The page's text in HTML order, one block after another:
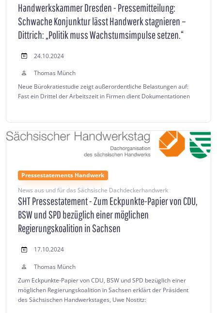
Handwerkskammer Dresden - Pressemitteilung:
Schwache Konjunktur lässt Handwerk stagnieren –
Dittrich: „Politik muss Wachstumsimpulse setzen.“
24.10.2024
Thomas Münch
Neue Bürokratiestudie zeigt außerordentliche Belastungen auf:
Fast ein Drittel der Arbeitszeit in Firmen dient Dokumentationen
Pressestatements Handwerk
News aus und für das Sächsische Dachdeckerhandwerk
SHT Pressestatement - Zum Eckpunkte-Papier von CDU,
BSW und SPD bezüglich einer möglichen
Regierungskoalition in Sachsen
17.10.2024
Thomas Münch
Zum Eckpunkte-Papier von CDU, BSW und SPD bezüglich einer
möglichen Regierungskoalition in Sachsen erklärt der Präsident
des Sächsischen Handwerkstages, Uwe Nostitz: